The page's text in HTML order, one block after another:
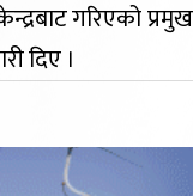
गरिएको प्रमुख
दिए ।